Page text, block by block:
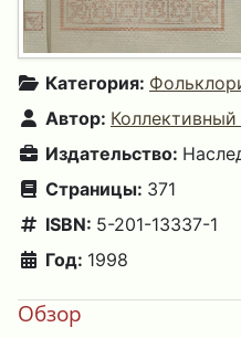
Категория:
Автор: Коллективный
Издательство:
Страницы: 371
ISBN: 5-201-13337-1
Год: 1998
Обзор